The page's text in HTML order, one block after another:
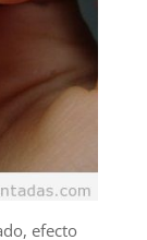
efecto